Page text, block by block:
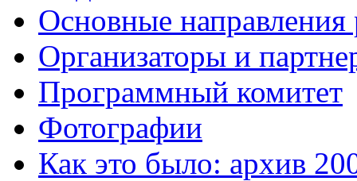
Основные направления
Организаторы и
Программный комитет
Фотографии
Как это было: архив